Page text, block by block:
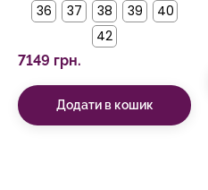
36 37 38 39
40
42
7149 грн.
Додати в кошик